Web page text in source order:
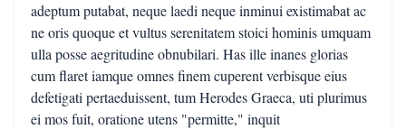
adeptum putabat, neque laedi neque inminui existimabat ac
ne oris quoque et vultus serenitatem stoici hominis umquam
ulla posse aegritudine obnubilari. Has ille inanes glorias
cum flaret iamque omnes finem cuperent verbisque eius
defetigati pertaeduissent, tum Herodes Graeca, uti plurimus
ei mos fuit, oratione utens "permitte," inquit